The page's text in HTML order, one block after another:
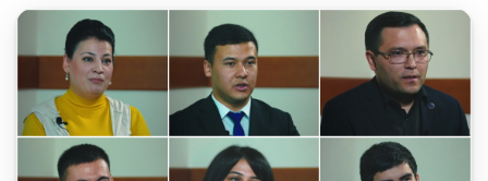
Олимпиадалар ва чемпионатлар
Кейс-чемпионат
Тренинглар ва семинарлар
Finlit.uz янгиликлари